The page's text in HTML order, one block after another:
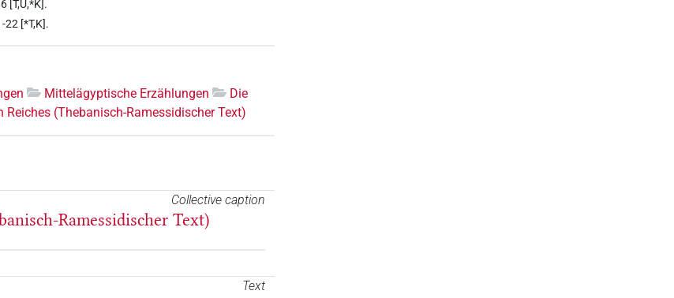
[T,Ü,*K].
22 [*T,K].
Mittelägyptische Erzählungen
Die
Reiches (Thebanisch-Ramessidischer Text)
Collective caption
Ramessidischer Text)
Text